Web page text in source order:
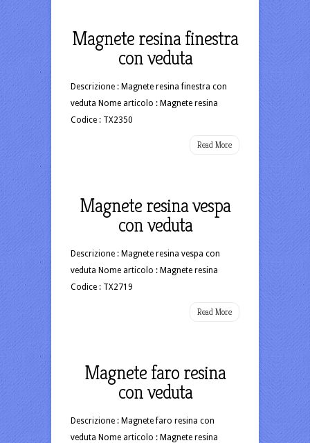
Magnete resina finestra
con veduta
Descrizione : Magnete resina finestra con
veduta Nome articolo : Magnete resina
Codice : TX2350
Read More
Magnete resina vespa
con veduta
Descrizione : Magnete resina vespa con
veduta Nome articolo : Magnete resina
Codice : TX2719
Read More
Magnete faro resina
con veduta
Descrizione : Magnete faro resina con
veduta Nome articolo : Magnete resina